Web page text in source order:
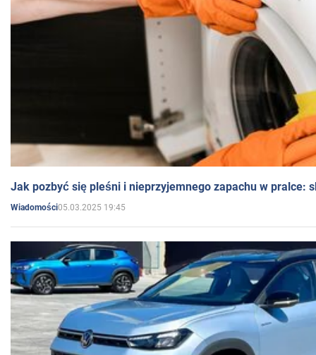
Jak pozbyć się pleśni i nieprzyjemnego zapachu w pralce:
Wiadomości05.03.2025 19:45